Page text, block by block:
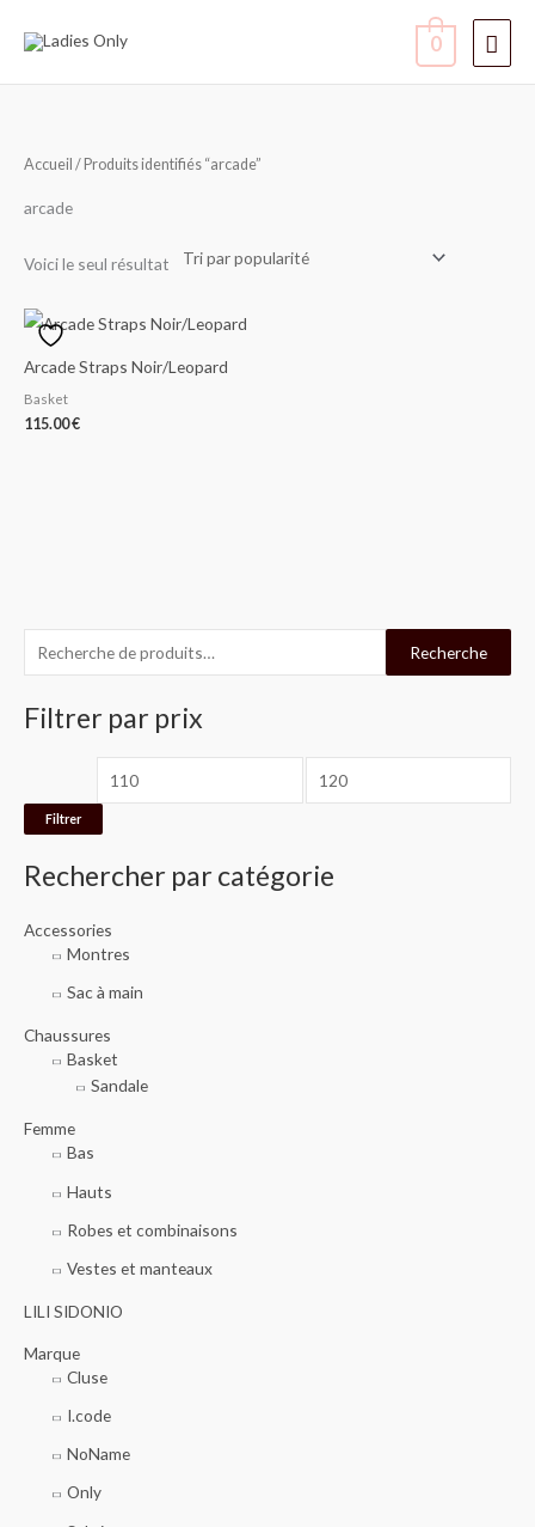
0
e
c
r
c
h
p
r
Recherche
Filtrer par prix
P
r
i
r
Filtrer
Rechercher par catégorie
Accessories
Montres
Sac à main
Chaussures
Basket
Sandale
Femme
Bas
Hauts
Robes et combinaisons
Vestes et manteaux
LILI SIDONIO
Marque
Cluse
I.code
NoName
Only
Accueil / Produits identifiés “arcade”
arcade
Voici le seul résultat
Arcade Straps Noir/Leopard
Basket
115.00€